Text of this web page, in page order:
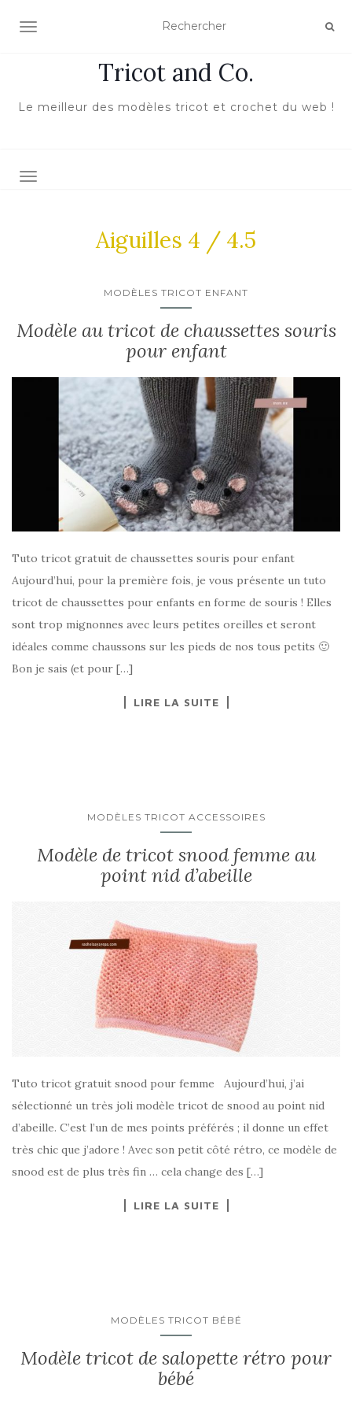
ACTIVER/DÉSACTIVER LA NAVIGATION
Tricot and Co.
Le meilleur des modèles tricot et crochet du web !
TOGGLE NAVIGATION
Aiguilles 4 / 4.5
MODÈLES TRICOT ENFANT
Modèle au tricot de chaussettes souris
pour enfant
Tuto tricot gratuit de chaussettes souris pour enfant
Aujourd’hui, pour la première fois, je vous présente un tuto
tricot de chaussettes pour enfants en forme de souris ! Elles
sont trop mignonnes avec leurs petites oreilles et seront
idéales comme chaussons sur les pieds de nos tous petits 🙂
Bon je sais (et pour […]
LIRE LA SUITE
MODÈLES TRICOT ACCESSOIRES
Modèle de tricot snood femme au
point nid d’abeille
Tuto tricot gratuit snood pour femme Aujourd’hui, j’ai
sélectionné un très joli modèle tricot de snood au point nid
d’abeille. C’est l’un de mes points préférés ; il donne un effet
très chic que j’adore ! Avec son petit côté rétro, ce modèle de
snood est de plus très fin … cela change des […]
LIRE LA SUITE
MODÈLES TRICOT BÉBÉ
Modèle tricot de salopette rétro pour
bébé